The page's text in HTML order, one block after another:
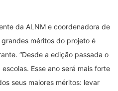
da ALNM e coordenadora de
méritos do projeto é
“Desde a edição passada o
Esse ano será mais forte
seus maiores méritos: levar